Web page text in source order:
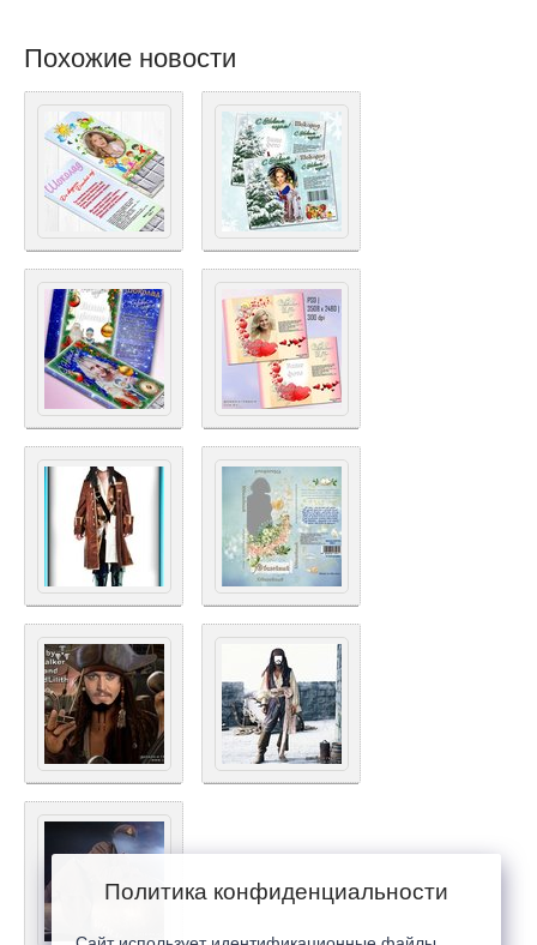
Похожие новости
Политика конфиденциальности